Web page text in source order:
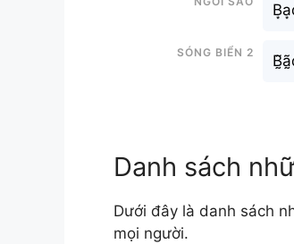
Sóng biển 2
Danh sách
Dưới đây là danh sách
mọi người.